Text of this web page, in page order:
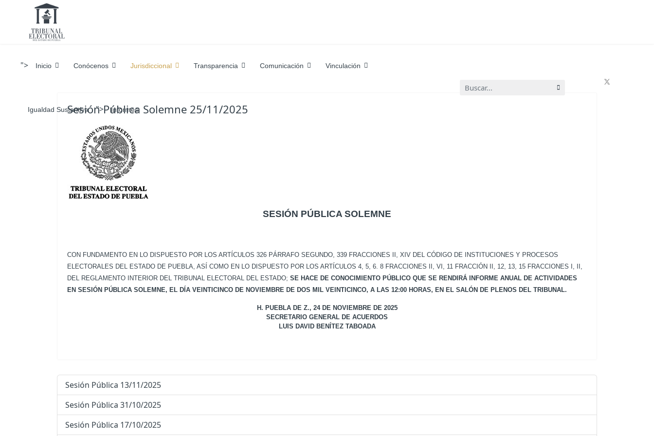
"> Inicio Conócenos Jurisdiccional Transparencia Comunicación Vinculación
Igualdad Sustantiva "> Informes
Buscar...
Sesión Pública Solemne 25/11/2025
SESIÓN PÚBLICA SOLEMNE
CON FUNDAMENTO EN LO DISPUESTO POR LOS ARTÍCULOS 326 PÁRRAFO SEGUNDO, 339 FRACCIONES II, XIV DEL CÓDIGO DE INSTITUCIONES Y PROCESOS
ELECTORALES DEL ESTADO DE PUEBLA, ASÍ COMO EN LO DISPUESTO POR LOS ARTÍCULOS 4, 5, 6. 8 FRACCIONES II, VI, 11 FRACCIÓN II, 12, 13, 15 FRACCIONES I, II,
DEL REGLAMENTO INTERIOR DEL TRIBUNAL ELECTORAL DEL ESTADO; SE HACE DE CONOCIMIENTO PÚBLICO QUE SE RENDIRÁ INFORME ANUAL DE ACTIVIDADES
EN SESIÓN PÚBLICA SOLEMNE, EL DÍA VEINTICINCO DE NOVIEMBRE DE DOS MIL VEINTICINCO, A LAS 12:00 HORAS, EN EL SALÓN DE PLENOS DEL TRIBUNAL.
H. PUEBLA DE Z., 24 DE NOVIEMBRE DE 2025
SECRETARIO GENERAL DE ACUERDOS
LUIS DAVID BENÍTEZ TABOADA
Sesión Pública 13/11/2025
Sesión Pública 31/10/2025
Sesión Pública 17/10/2025